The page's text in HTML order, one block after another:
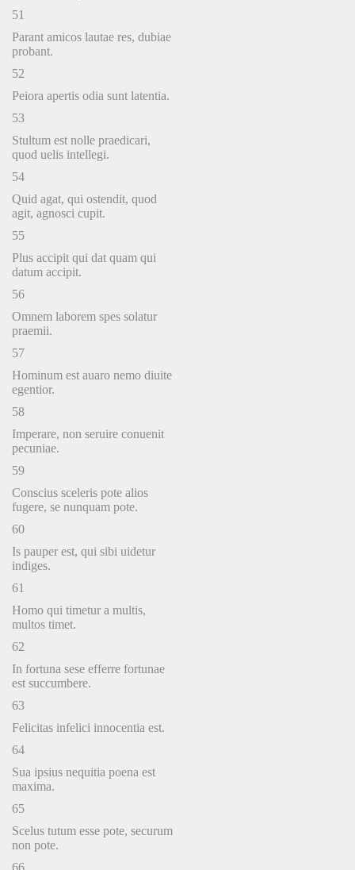
51
Parant amicos lautae res, dubiae
probant.
52
Peiora apertis odia sunt latentia.
53
Stultum est nolle praedicari,
quod uelis intellegi.
54
Quid agat, qui ostendit, quod
agit, agnosci cupit.
55
Plus accipit qui dat quam qui
datum accipit.
56
Omnem laborem spes solatur
praemii.
57
Hominum est auaro nemo diuite
egentior.
58
Imperare, non seruire conuenit
pecuniae.
59
Conscius sceleris pote alios
fugere, se nunquam pote.
60
Is pauper est, qui sibi uidetur
indiges.
61
Homo qui timetur a multis,
multos timet.
62
In fortuna sese efferre fortunae
est succumbere.
63
Felicitas infelici innocentia est.
64
Sua ipsius nequitia poena est
maxima.
65
Scelus tutum esse pote, securum
non pote.
66